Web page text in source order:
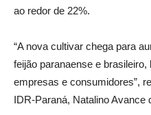
ao redor de 22%.
“A nova cultivar chega para
feijão paranaense e
empresas e consumidores”,
IDR-Paraná, Natalino Avance